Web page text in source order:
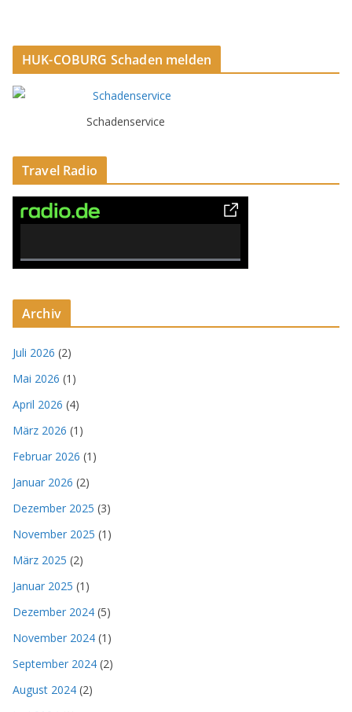
HUK-COBURG Schaden melden
Schadenservice
Travel Radio
0% Complete
Archiv
Juli 2026 (2)
Mai 2026 (1)
April 2026 (4)
März 2026 (1)
Februar 2026 (1)
Januar 2026 (2)
Dezember 2025 (3)
November 2025 (1)
März 2025 (2)
Januar 2025 (1)
Dezember 2024 (5)
November 2024 (1)
September 2024 (2)
August 2024 (2)